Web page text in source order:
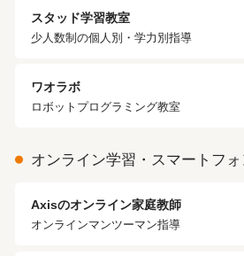
スタッド学習教室
少人数制の個人別・学力別指導
ワオラボ
ロボットプログラミング教室
オンライン学習・スマートフォ
Axisのオンライン家庭教師
オンラインマンツーマン指導